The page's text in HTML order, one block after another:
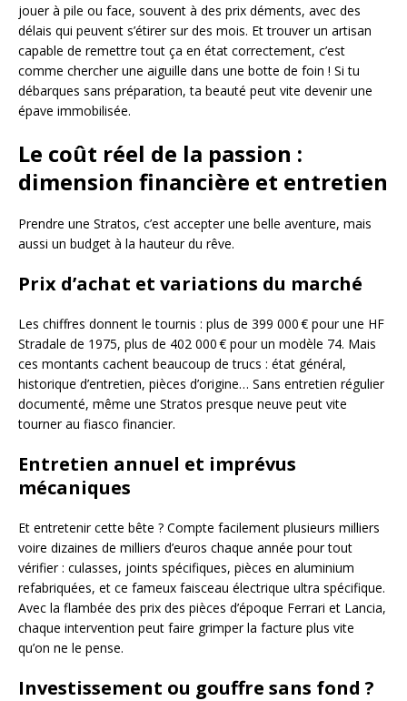
jouer à pile ou face, souvent à des prix déments, avec des
délais qui peuvent s’étirer sur des mois. Et trouver un artisan
capable de remettre tout ça en état correctement, c’est
comme chercher une aiguille dans une botte de foin ! Si tu
débarques sans préparation, ta beauté peut vite devenir une
épave immobilisée.
Le coût réel de la passion :
dimension financière et entretien
Prendre une Stratos, c’est accepter une belle aventure, mais
aussi un budget à la hauteur du rêve.
Prix d’achat et variations du marché
Les chiffres donnent le tournis : plus de 399 000 € pour une HF
Stradale de 1975, plus de 402 000 € pour un modèle 74. Mais
ces montants cachent beaucoup de trucs : état général,
historique d’entretien, pièces d’origine… Sans entretien régulier
documenté, même une Stratos presque neuve peut vite
tourner au fiasco financier.
Entretien annuel et imprévus
mécaniques
Et entretenir cette bête ? Compte facilement plusieurs milliers
voire dizaines de milliers d’euros chaque année pour tout
vérifier : culasses, joints spécifiques, pièces en aluminium
refabriquées, et ce fameux faisceau électrique ultra spécifique.
Avec la flambée des prix des pièces d’époque Ferrari et Lancia,
chaque intervention peut faire grimper la facture plus vite
qu’on ne le pense.
Investissement ou gouffre sans fond ?